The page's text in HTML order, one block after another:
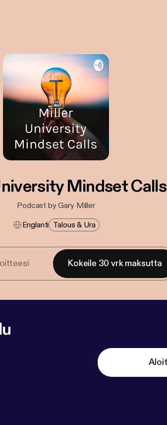
Mindset Calls
Podcast by Gary Miller
Englanti Talous & Ura
Kokeile 30 vrk maksutta